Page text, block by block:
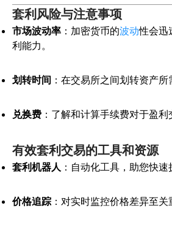
套利风险与注意事项
市场波动率 ：加密货币的波动性会迅
利能力。
划转时间 ：在交易所之间划转资产所
兑换费 ：了解和计算手续费对于盈利
有效套利交易的工具和资源
套利机器人 ：自动化工具，助您快速
价格追踪 ：对实时监控价格差异至关